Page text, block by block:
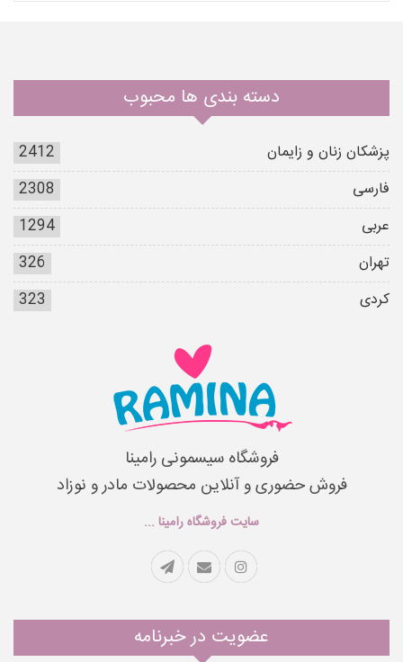
دسته بندی ها محبوب
پزشکان زنان و زایمان
2412
فارسی
2308
عربی
1294
تهران
326
کردی
323
فروشگاه سیسمونی رامینا
فروش حضوری و آنلاین محصولات مادر و نوزاد
سایت فروشگاه رامینا ...
عضویت در خبرنامه